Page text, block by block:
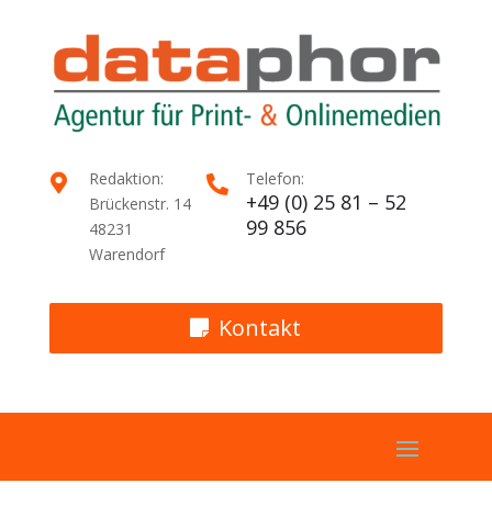

Redaktion:
Brückenstr. 14
48231
Warendorf
 Telefon:
+49 (0) 25 81 – 52
99 856
Kontakt